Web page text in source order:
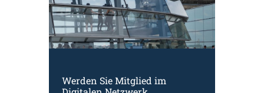
Werden Sie Mitglied im